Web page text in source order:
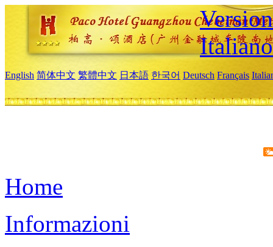
Italiano
English 简体中文 繁體中文 日本語 한국어 Deutsch Français
Home
Informazioni